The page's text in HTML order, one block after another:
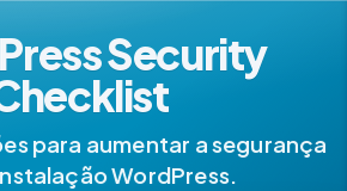
Security
para aumentar a segurança
WordPress.